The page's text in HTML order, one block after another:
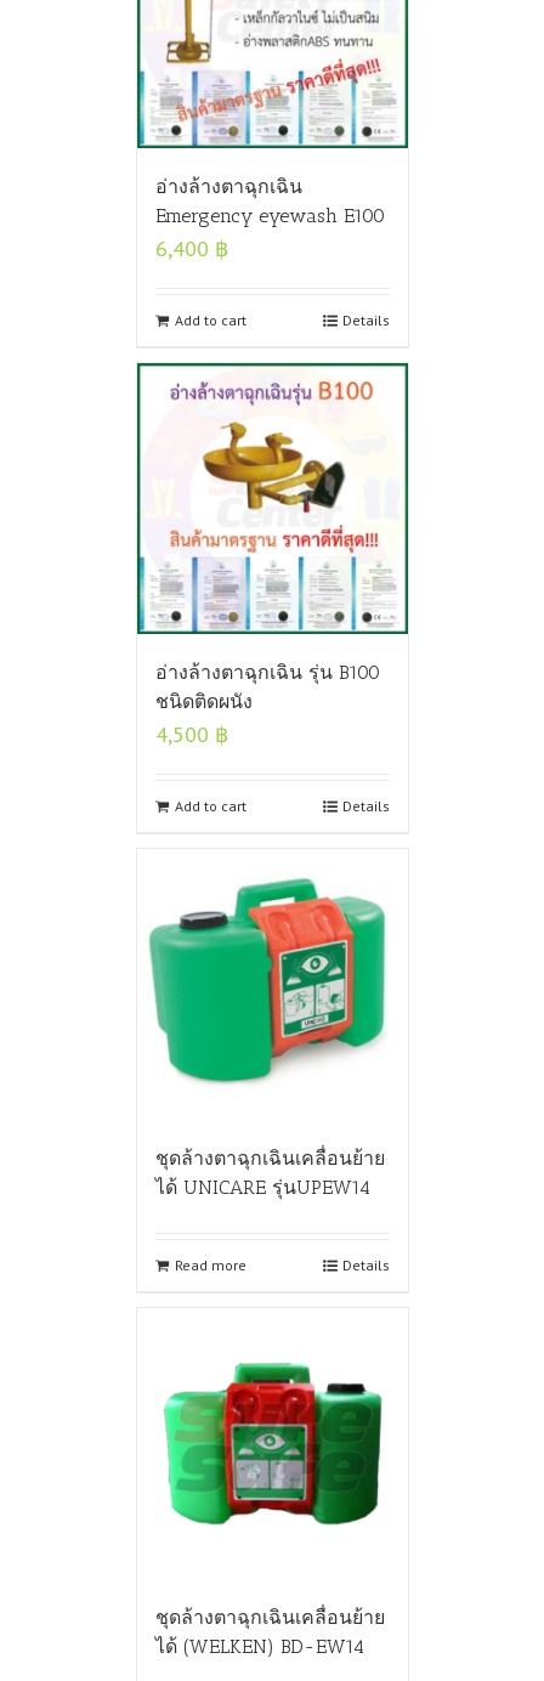
อ่างล้างตาฉุกเฉิน
Emergency eyewash E100
6,400 ฿
Add to cart Details
อ่างล้างตาฉุกเฉิน รุ่น B100
ชนิดติดผนัง
4,500 ฿
Add to cart Details
ชุดล้างตาฉุกเฉินเคลื่อนย้าย
ได้ UNICARE รุ่นUPEW14
Read more Details
ชุดล้างตาฉุกเฉินเคลื่อนย้าย
ได้ (WELKEN) BD-EW14